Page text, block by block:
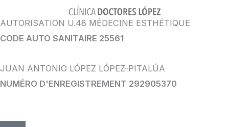
AUTORISATION U.48 MÉDECINE ESTHÉTIQUE
CODE AUTO SANITAIRE 25561
JUAN ANTONIO LÓPEZ LÓPEZ-PITALÚA
NUMÉRO D'ENREGISTREMENT 292905370